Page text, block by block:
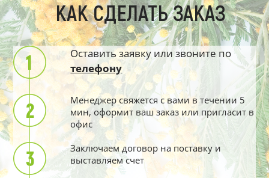
КАК СДЕЛАТЬ ЗАКАЗ
Оставить заявку или звоните по
телефону
Менеджер свяжется с вами в течении 5
мин, оформит ваш заказ или пригласит в
офис
Заключаем договор на поставку и
выставляем счет